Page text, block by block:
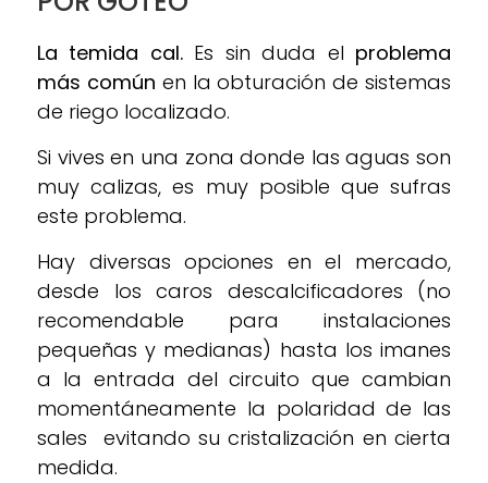
La temida cal. Es sin duda el problema
más común en la obturación de sistemas
de riego localizado.
Si vives en una zona donde las aguas son
muy calizas, es muy posible que sufras
este problema.
Hay diversas opciones en el mercado,
desde los caros descalcificadores (no
recomendable para instalaciones
pequeñas y medianas) hasta los imanes
a la entrada del circuito que cambian
momentáneamente la polaridad de las
sales evitando su cristalización en cierta
medida.